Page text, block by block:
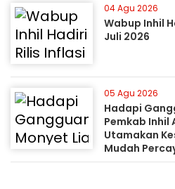
04 Agu 2026
Wabup Inhil
Juli 2026
05 Agu 2026
Hadapi
Pemkab Inhil
Utamakan
Mudah